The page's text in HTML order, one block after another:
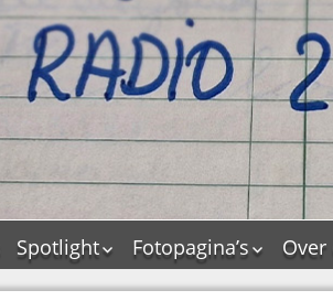
Spotlight
De Tourflitsjingle –
Fotopagina’s
JAM in pictures
Over